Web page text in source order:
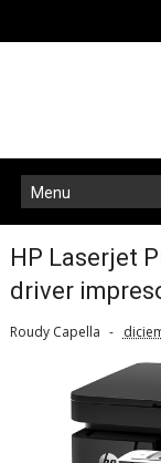
HP Laserjet
driver
Roudy Capella